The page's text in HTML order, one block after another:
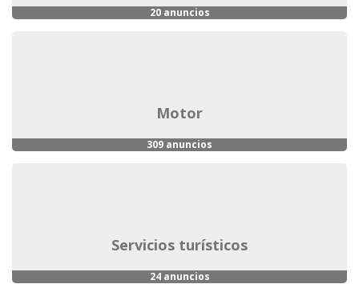
20 anuncios
motor
309 anuncios
servicios turísticos
24 anuncios